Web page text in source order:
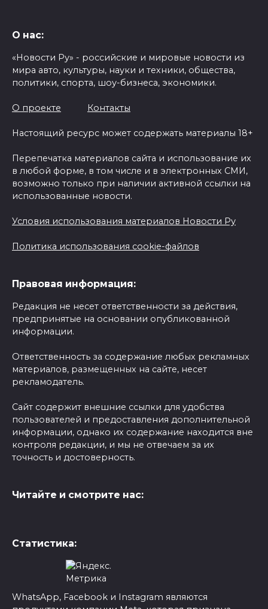
О нас:
«Новости Ру» - российские и мировые новости из
мира авто, культуры, науки и техники, общества,
политики, спорта, шоу-бизнеса, экономики.
О проекте Контакты
Настоящий ресурс может содержать материалы 18+
Перепечатка материалов сайта и использование их
в любой форме, в том числе и в электронных СМИ,
возможно только при наличии активной ссылки на
использованные новости.
Условия использования материалов Новости Ру
Политика использования cookie-файлов
Правовая информация:
Редакция не несет ответственности за действия,
предпринятые на основании опубликованной
информации.
Ответственность за содержание любых рекламных
материалов, размещенных на сайте, несет
рекламодатель.
Сайт содержит внешние ссылки для удобства
пользователей и предоставления дополнительной
информации, однако их содержание находится вне
контроля редакции, и мы не отвечаем за их
точность и достоверность.
Читайте и смотрите нас:
Статистика:
WhatsApp, Facebook и Instagram являются